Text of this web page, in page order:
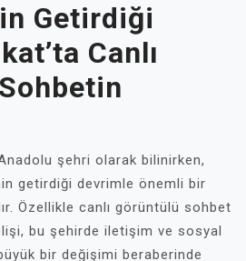
Getirdiği
Canlı
şehri olarak bilinirken,
getirdiği devrimle önemli bir
Özellikle canlı görüntülü sohbet
bu şehirde iletişim ve sosyal
bir değişimi beraberinde